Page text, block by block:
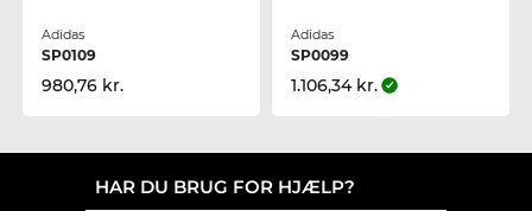
Adidas
SP0109
980,76 kr.
Adidas
SP0099
1.106,34 kr.
HAR DU BRUG FOR HJÆLP?